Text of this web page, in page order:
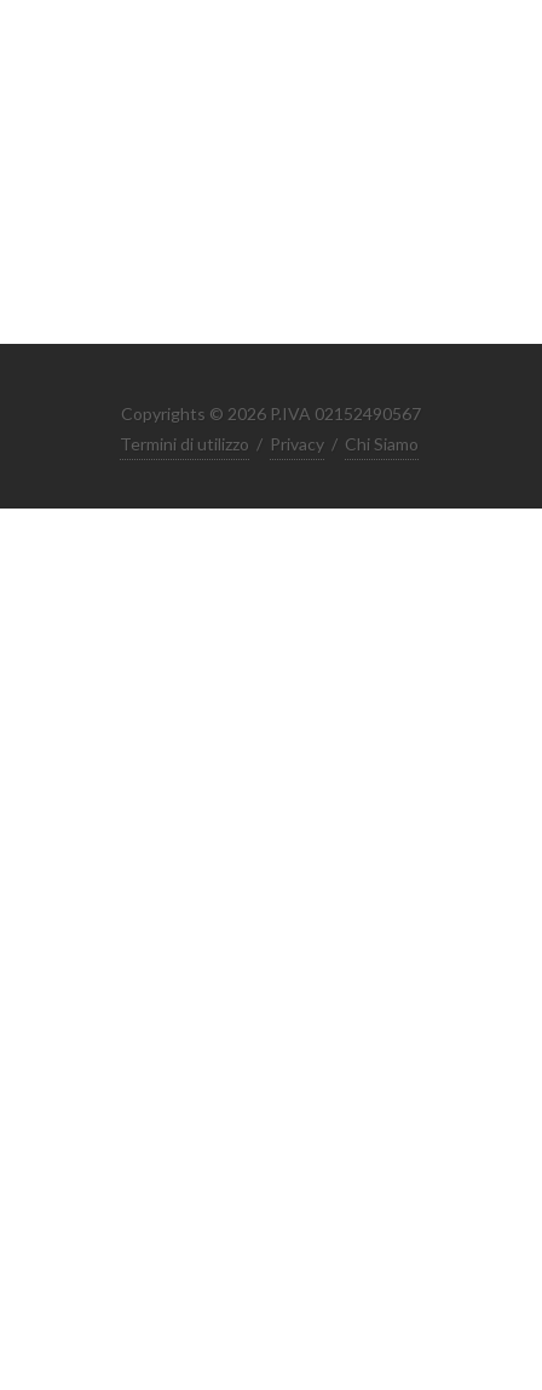
Copyrights © 2026 P.IVA 02152490567
Termini di utilizzo / Privacy / Chi Siamo